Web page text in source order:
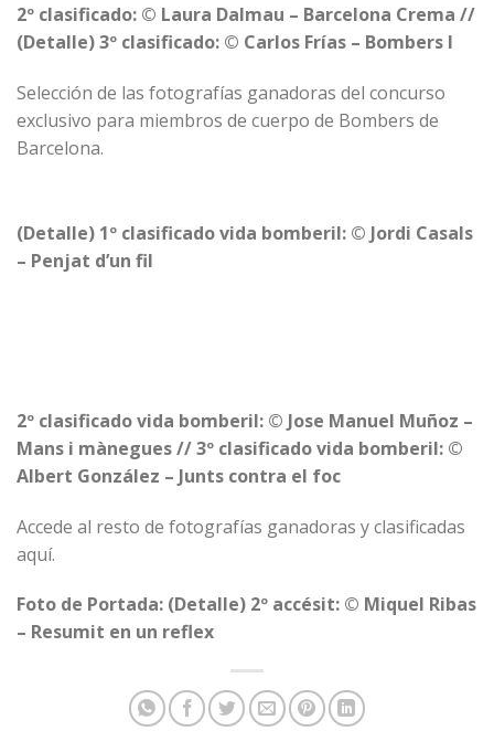
2º clasificado: © Laura Dalmau – Barcelona Crema //
(Detalle) 3º clasificado: © Carlos Frías – Bombers I
Selección de las fotografías ganadoras del concurso
exclusivo para miembros de cuerpo de Bombers de
Barcelona.
(Detalle) 1º clasificado vida bomberil: © Jordi Casals
– Penjat d’un fil
2º clasificado vida bomberil: © Jose Manuel Muñoz –
Mans i mànegues // 3º clasificado vida bomberil: ©
Albert González – Junts contra el foc
Accede al resto de fotografías ganadoras y clasificadas
aquí.
Foto de Portada: (Detalle) 2º accésit: © Miquel Ribas
– Resumit en un reflex